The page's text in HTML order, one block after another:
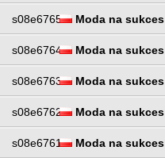
s08e6765 Moda na
s08e6764 Moda na
s08e6763 Moda na
s08e6762 Moda na
s08e6761 Moda na